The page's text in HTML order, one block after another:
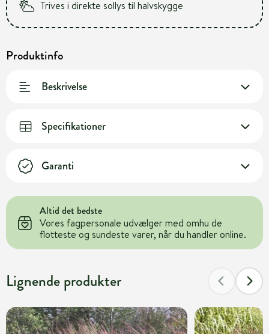
Trives i direkte sollys til halvskygge
Produktinfo
Beskrivelse
Specifikationer
Garanti
Altid det bedste
Vores fagpersonale udvælger med omhu de
flotteste og sundeste varer, når du handler online.
Lignende produkter